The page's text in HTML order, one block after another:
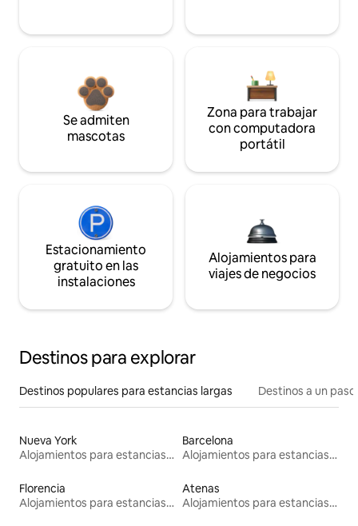
Se admiten
mascotas
Zona para trabajar
con computadora
portátil
Estacionamiento
gratuito en las
instalaciones
Alojamientos para
viajes de negocios
Destinos para explorar
Destinos populares para estancias largas Destinos a un
Nueva York
Alojamientos para estancias largas
Barcelona
Alojamientos para estancias largas
Florencia
Alojamientos para estancias largas
Atenas
Alojamientos para estancias largas